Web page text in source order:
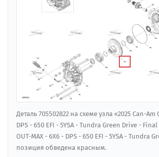
Деталь 705502822 на схеме узла «2025 Can-Am
DPS - 650 EFI - 5YSA - Tundra Green Drive -
OUT-MAX - 6X6 - DPS - 650 EFI - 5YSA - Tundra
позиция обведена красным.